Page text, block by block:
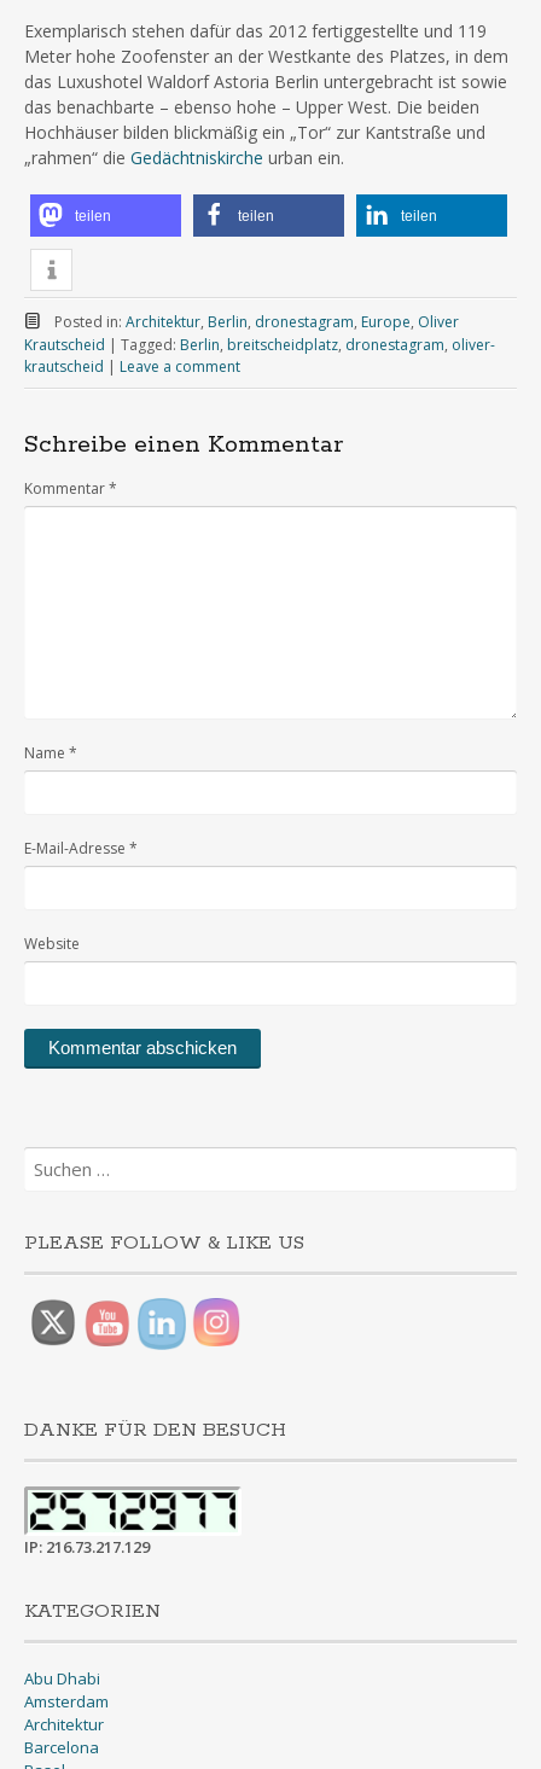
Exemplarisch stehen dafür das 2012 fertiggestellte und 119
Meter hohe Zoofenster an der Westkante des Platzes, in dem
das Luxushotel Waldorf Astoria Berlin untergebracht ist sowie
das benachbarte – ebenso hohe – Upper West. Die beiden
Hochhäuser bilden blickmäßig ein „Tor“ zur Kantstraße und
„rahmen“ die Gedächtniskirche urban ein.
teilen teilen teilen
Posted in: Architektur, Berlin, dronestagram, Europe, Oliver
Krautscheid | Tagged: Berlin, breitscheidplatz, dronestagram, oliver-
krautscheid | Leave a comment
Schreibe einen Kommentar
Kommentar*
Name *
E-Mail-Adresse *
Website
Suchen
nach:
PLEASE FOLLOW & LIKE US
DANKE FÜR DEN BESUCH
IP: 216.73.217.129
KATEGORIEN
Abu Dhabi
Amsterdam
Architektur
Barcelona